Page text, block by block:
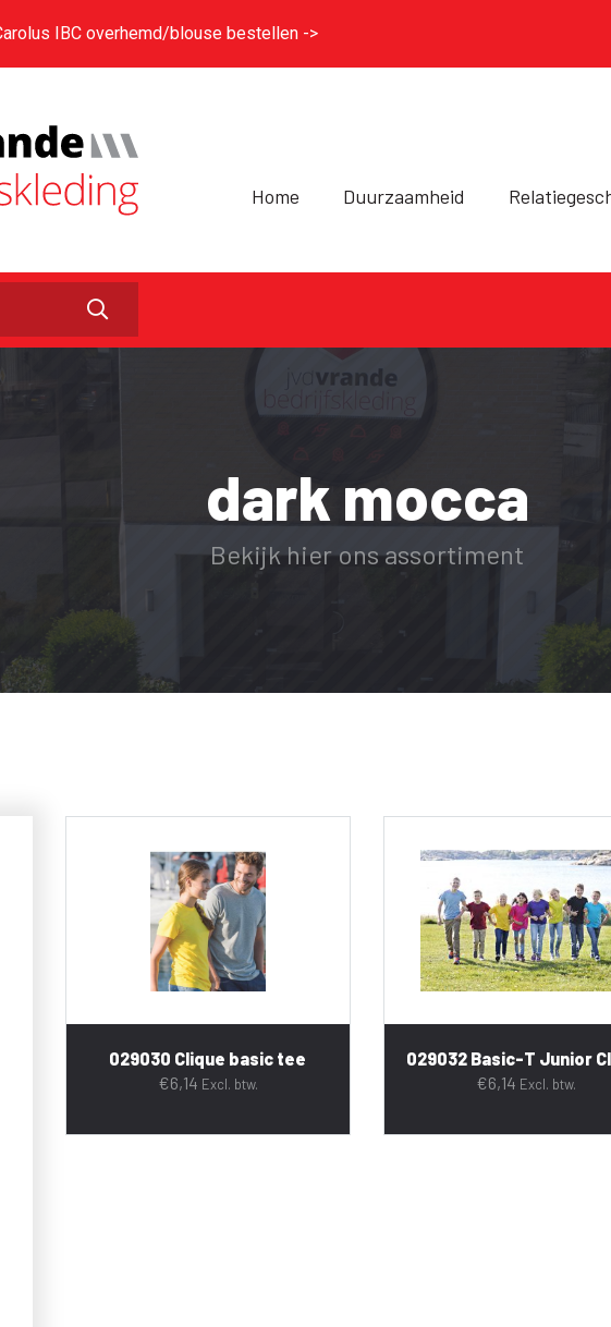
IBC overhemd/blouse bestellen ->
Home Duurzaamheid
dark mocca
Bekijk hier ons assortiment
029030 Clique basic tee
€6,14 Excl. btw.
029032 Basic-T Junior
€6,14 Excl. btw.